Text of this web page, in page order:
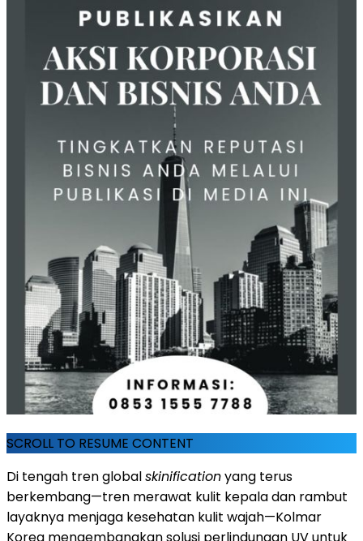
SCROLL TO RESUME CONTENT
Di tengah tren globalskinificationyang terus
berkembang—tren merawat kulit kepala dan rambut
layaknya menjaga kesehatan kulit wajah—Kolmar
Korea mengembangkan solusi perlindungan UV untuk